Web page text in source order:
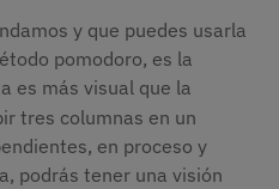
y que puedes usarla
pomodoro, es la
es más visual que la
tres columnas en un
en proceso y
podrás tener una visión